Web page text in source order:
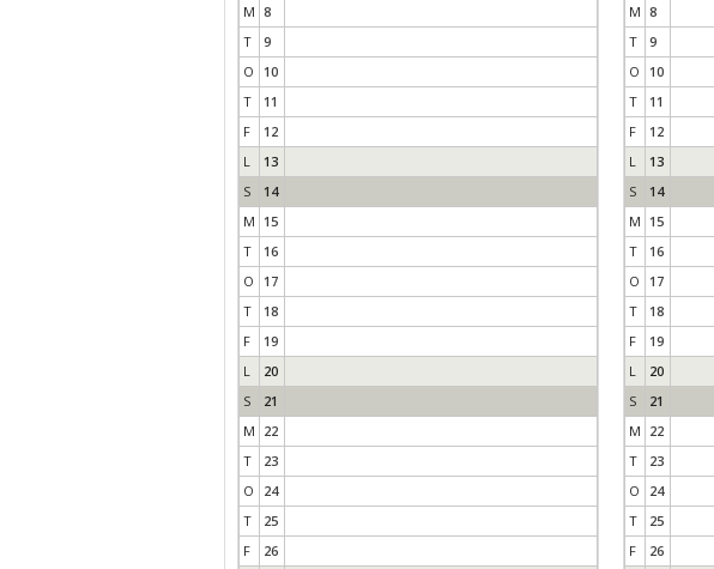
M 8
T
9
O
10
T
11
F
12
L
13
S
14
M 15
T
16
O
17
T
18
F
19
L
20
S
21
M 22
T
23
O
24
T
25
F
26
M 8
T
9
O
10
T
11
F
12
L
13
S
14
M 15
T
16
O
17
T
18
F
19
L
20
S
21
M 22
T
23
O
24
T
25
F
26